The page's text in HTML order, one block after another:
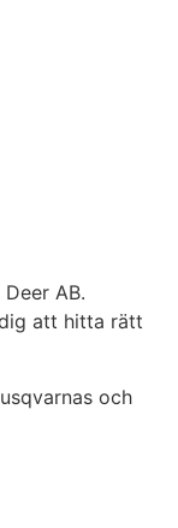
AB.
att hitta rätt
och